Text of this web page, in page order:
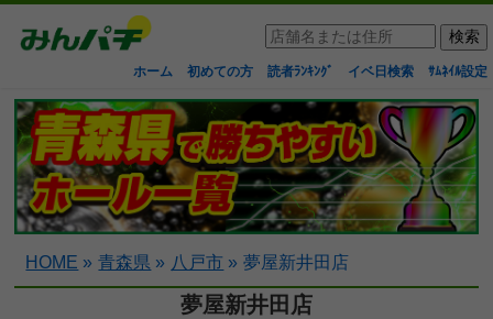
ホーム 初めての方 読者ﾗﾝｷﾝｸﾞ イベ日検索 ｻﾑﾈｲﾙ設定
HOME » 青森県 » 八戸市 » 夢屋新井田店
夢屋新井田店